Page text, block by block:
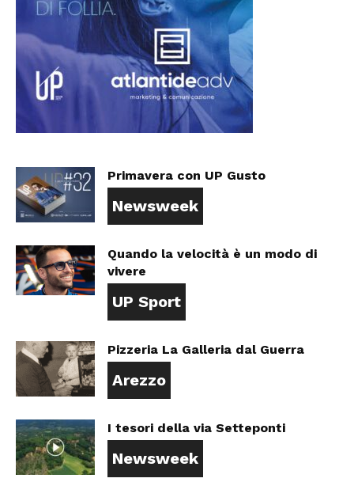
Primavera con UP Gusto
Newsweek
Quando la velocità è un modo di
vivere
UP Sport
Pizzeria La Galleria dal Guerra
Arezzo
I tesori della via Setteponti
Newsweek